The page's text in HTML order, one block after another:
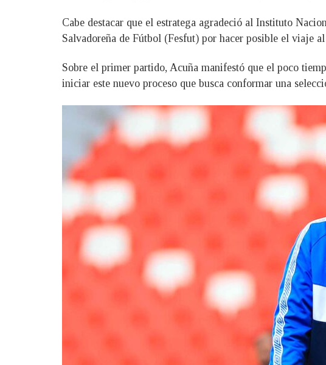
Cabe destacar que el estratega agradeció al Instituto
Salvadoreña de Fútbol (Fesfut) por hacer posible el viaje
Sobre el primer partido, Acuña manifestó que el poco
iniciar este nuevo proceso que busca conformar una